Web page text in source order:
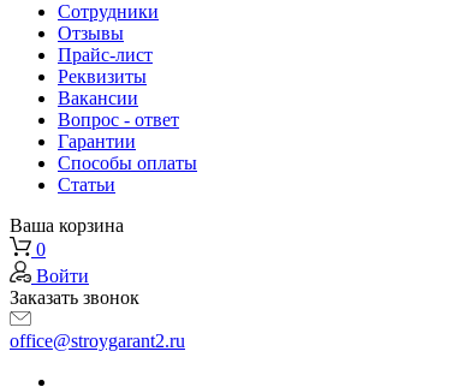
Сотрудники
Отзывы
Прайс-лист
Реквизиты
Вакансии
Вопрос - ответ
Гарантии
Способы оплаты
Статьи
Ваша корзина
0
Войти
Заказать звонок
office@stroygarant2.ru